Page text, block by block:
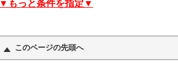
▼もっと条件を指定▼
このページの先頭へ